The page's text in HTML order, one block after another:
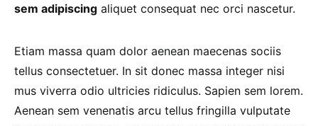
sem adipiscing aliquet consequat nec orci nascetur.
Etiam massa quam dolor aenean maecenas sociis
tellus consectetuer. In sit donec massa integer nisi
mus viverra odio ultricies ridiculus. Sapien sem lorem.
Aenean sem venenatis arcu tellus fringilla vulputate